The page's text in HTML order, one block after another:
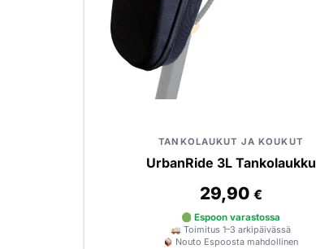
TANKOLAUKUT JA KOUKUT
UrbanRide 3L Tankolaukku
29,90 €
Espoon varastossa
Toimitus 1–3 arkipäivässä
Nouto Espoosta mahdollinen